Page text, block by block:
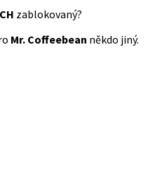
zablokovaný?
Mr. Coffeebean někdo jiný.